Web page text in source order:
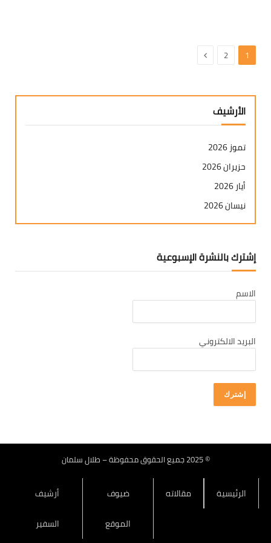
1
2 التالي
الأرشيف
تموز 2026
حزيران 2026
أيار 2026
نيسان 2026
آذار 2026
كانون ثاني 2026
تشرين ثاني 2025
تشرين أول 2025
أيلول 2025
تموز 2025
حزيران 2025
كانون ثاني 2025
إشترك بالنشرة الإسبوعية
الاسم
البريد الالكتروني
© 2025 جميع الحقوق محفوظة – طلال سلمان
الرئيسية مقالاته
ضيوف
الموقع
أرشيف
السفير